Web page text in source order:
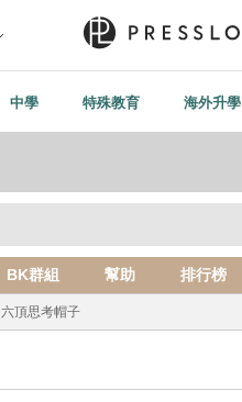
中學 特殊教育 海外升學
BK群組 幫助 排行榜
六頂思考帽子